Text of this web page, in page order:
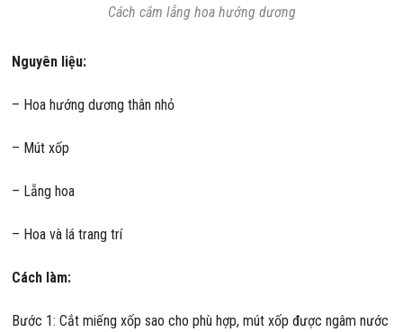
Cách cắm lẵng hoa hướng dương
Nguyên liệu:
– Hoa hướng dương thân nhỏ
– Mút xốp
– Lẵng hoa
– Hoa và lá trang trí
Cách làm:
Bước 1: Cắt miếng xốp sao cho phù hợp, mút xốp được ngâm nước